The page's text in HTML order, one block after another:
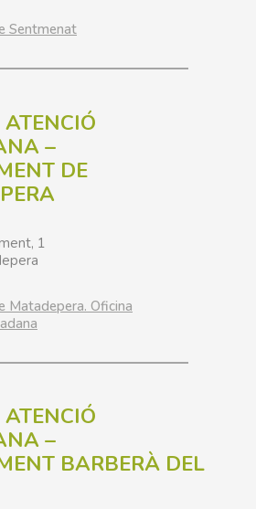
Sentmenat
–
DE
1
Matadepera. Oficina
–
BARBERÀ DEL